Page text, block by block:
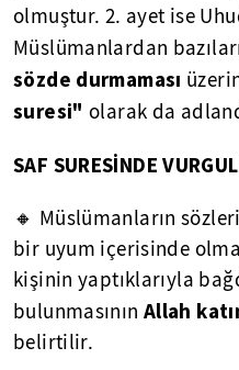
olmuştur. 2. ayet ise
Müslümanlardan
sözde durmaması
suresi" olarak da
SAF SURESİNDE
🔸 Müslümanların
bir uyum içerisinde
kişinin yaptıklarıyla
bulunmasının Allah
belirtilir.